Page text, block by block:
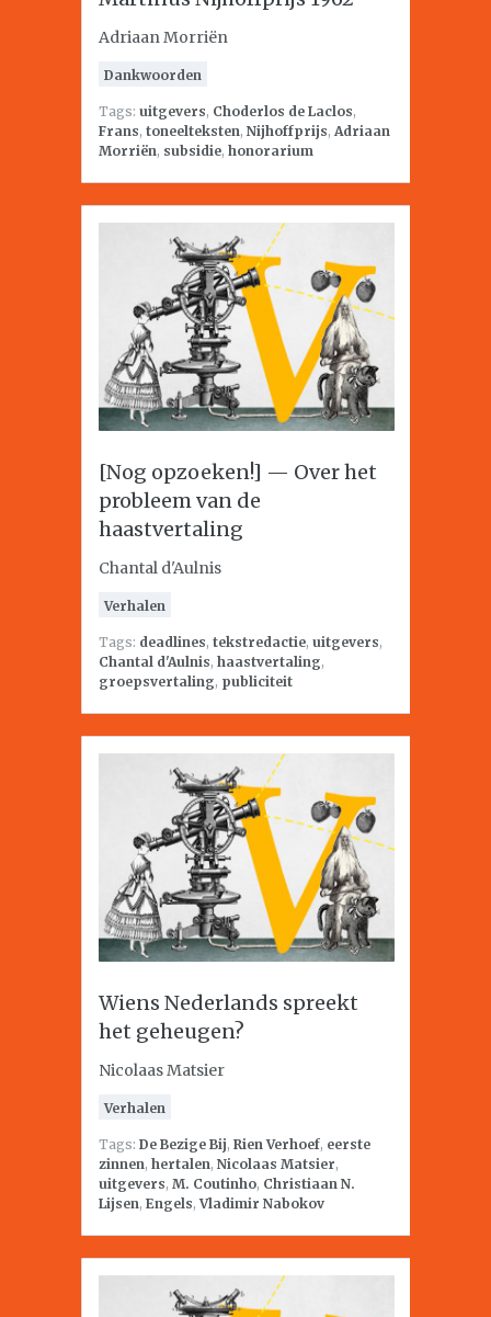
Adriaan Morriën
Dankwoorden
Tags: uitgevers, Choderlos de Laclos,
Frans, toneelteksten, Nijhoffprijs, Adriaan
Morriën, subsidie, honorarium
[Nog opzoeken!] — Over het
probleem van de
haastvertaling
Chantal d'Aulnis
Verhalen
Tags: deadlines, tekstredactie, uitgevers,
Chantal d'Aulnis, haastvertaling,
groepsvertaling, publiciteit
Wiens Nederlands spreekt
het geheugen?
Nicolaas Matsier
Verhalen
Tags: De Bezige Bij, Rien Verhoef, eerste
zinnen, hertalen, Nicolaas Matsier,
uitgevers, M. Coutinho, Christiaan N.
Lijsen, Engels,Vladimir Nabokov